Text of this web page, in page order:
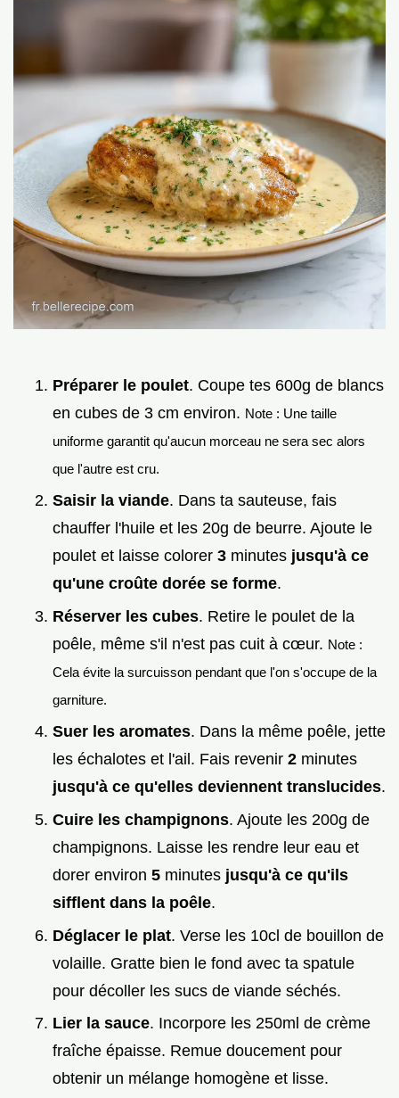
Préparer le poulet. Coupe tes 600g de blancs
en cubes de 3 cm environ. Note : Une taille
uniforme garantit qu'aucun morceau ne sera sec alors
que l'autre est cru.
Saisir la viande. Dans ta sauteuse, fais
chauffer l'huile et les 20g de beurre. Ajoute le
poulet et laisse colorer 3 minutes jusqu'à ce
qu'une croûte dorée se forme.
Réserver les cubes. Retire le poulet de la
poêle, même s'il n'est pas cuit à cœur. Note :
Cela évite la surcuisson pendant que l'on s'occupe de la
garniture.
Suer les aromates. Dans la même poêle, jette
les échalotes et l'ail. Fais revenir 2 minutes
jusqu'à ce qu'elles deviennent translucides.
Cuire les champignons. Ajoute les 200g de
champignons. Laisse les rendre leur eau et
dorer environ 5 minutes jusqu'à ce qu'ils
sifflent dans la poêle.
Déglacer le plat. Verse les 10cl de bouillon de
volaille. Gratte bien le fond avec ta spatule
pour décoller les sucs de viande séchés.
Lier la sauce. Incorpore les 250ml de crème
fraîche épaisse. Remue doucement pour
obtenir un mélange homogène et lisse.